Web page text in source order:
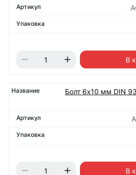
В
Болт 6х10 мм DIN
В